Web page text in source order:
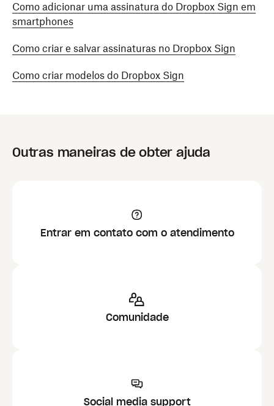
Como adicionar uma assinatura do Dropbox Sign em
smartphones
Como criar e salvar assinaturas no Dropbox Sign
Como criar modelos do Dropbox Sign
Outras maneiras de obter ajuda
Entrar em contato com o atendimento
Comunidade
Social media support